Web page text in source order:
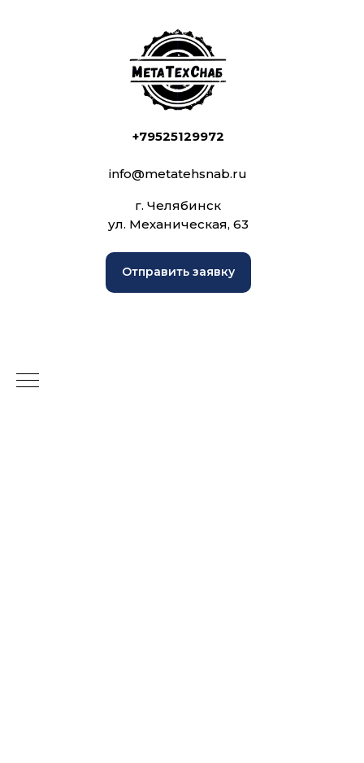
+79525129972
info@metatehsnab.ru
г. Челябинск
ул. Механическая, 63
Отправить заявку